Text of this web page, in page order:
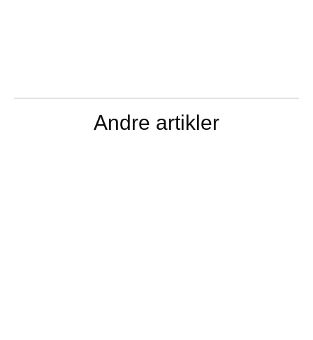
Andre artikler